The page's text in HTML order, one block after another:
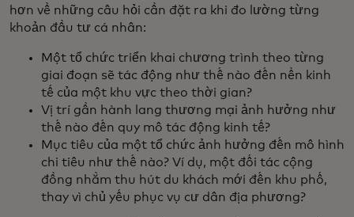
hơn về những câu hỏi cần đặt ra khi đo lường từng
khoản đầu tư cá nhân:
Một tổ chức triển khai chương trình theo từng
giai đoạn sẽ tác động như thế nào đến nền kinh
tế của một khu vực theo thời gian?
Vị trí gần hành lang thương mại ảnh hưởng như
thế nào đến quy mô tác động kinh tế?
Mục tiêu của một tổ chức ảnh hưởng đến mô hình
chi tiêu như thế nào? Ví dụ, một đối tác cộng
đồng nhằm thu hút du khách mới đến khu phố,
thay vì chủ yếu phục vụ cư dân địa phương?